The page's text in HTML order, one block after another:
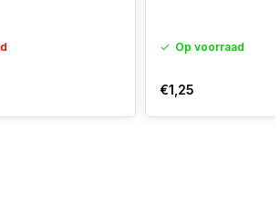
Op voorraad
€1,25